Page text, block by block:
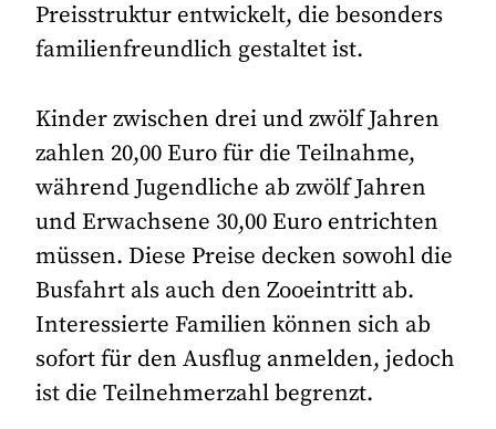
Preisstruktur entwickelt, die besonders
familienfreundlich gestaltet ist.
Kinder zwischen drei und zwölf Jahren
zahlen 20,00 Euro für die Teilnahme,
während Jugendliche ab zwölf Jahren
und Erwachsene 30,00 Euro entrichten
müssen. Diese Preise decken sowohl die
Busfahrt als auch den Zooeintritt ab.
Interessierte Familien können sich ab
sofort für den Ausflug anmelden, jedoch
ist die Teilnehmerzahl begrenzt.